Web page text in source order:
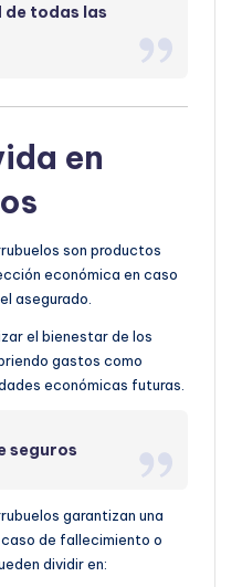
de todas las
en
son productos
económica en caso
asegurado.
el bienestar de los
gastos como
económicas futuras.
seguros
garantizan una
de fallecimiento o
dividir en: